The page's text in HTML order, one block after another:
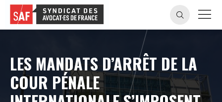
LES MANDATS D’ARRÊT DE LA
COUR PÉNALE